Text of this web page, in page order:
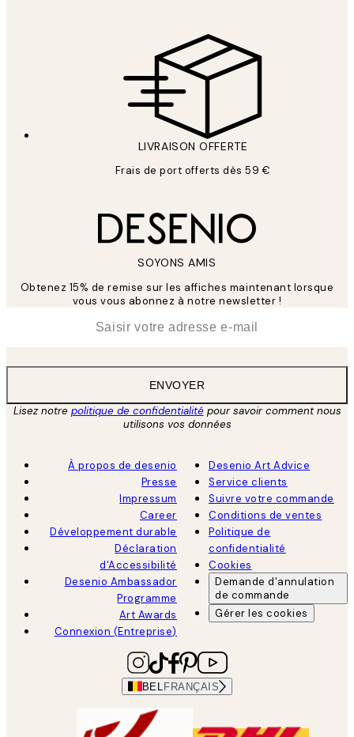
LIVRAISON OFFERTE
Frais de port offerts dès 59 €
SOYONS AMIS
Obtenez 15% de remise sur les affiches maintenant lorsque
vous vous abonnez à notre newsletter !
ENVOYER
Lisez notre politique de confidentialitépour savoir comment nous
utilisons vos données
À propos de desenio
Presse
Impressum
Career
Développement durable
Déclaration
d'Accessibilité
Desenio Ambassador
Programme
Art Awards
Connexion (Entreprise)
Desenio Art Advice
Service clients
Suivre votre commande
Conditions de ventes
Politique de
confidentialité
Cookies
Demande d'annulation
de commande
Gérer les cookies
BEL FRANÇAIS